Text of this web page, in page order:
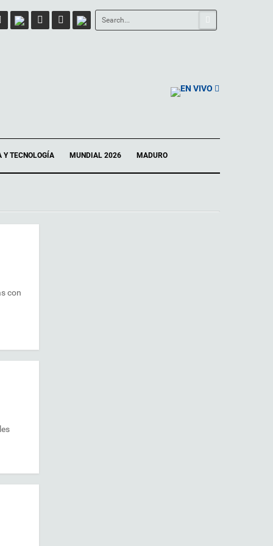
EN VIVO
Y TECNOLOGÍA MUNDIAL 2026 MADURO
con